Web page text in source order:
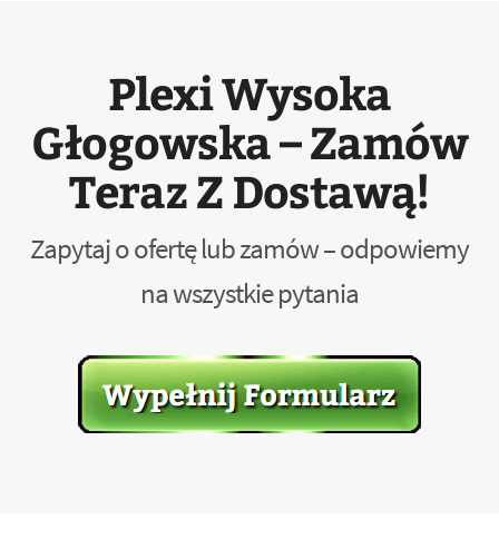
Plexi Wysoka
Głogowska – Zamów
Teraz Z Dostawą!
Zapytaj o ofertę lub zamów – odpowiemy
na wszystkie pytania